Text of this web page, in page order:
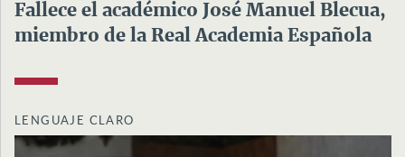
Fallece el académico José Manuel Blecua,
miembro de la Real Academia Española
LENGUAJE CLARO